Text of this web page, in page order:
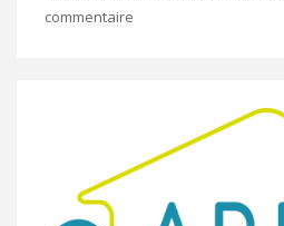
commentaire